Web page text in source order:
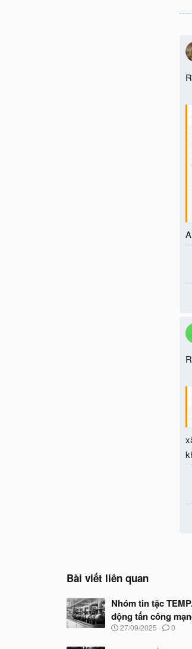
Bài viết liên quan
Nhóm tin tặc
động tấn công
N
27/09/2025 0